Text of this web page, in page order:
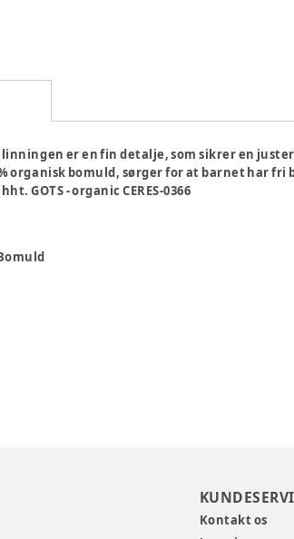
er en fin detalje, som sikrer en
organisk bomuld, sørger for at barnet har fri
GOTS - organic CERES-0366
Kontakt os